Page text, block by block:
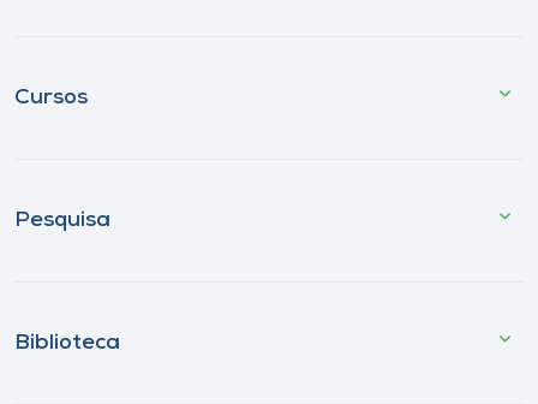
Cursos
Pesquisa
Biblioteca